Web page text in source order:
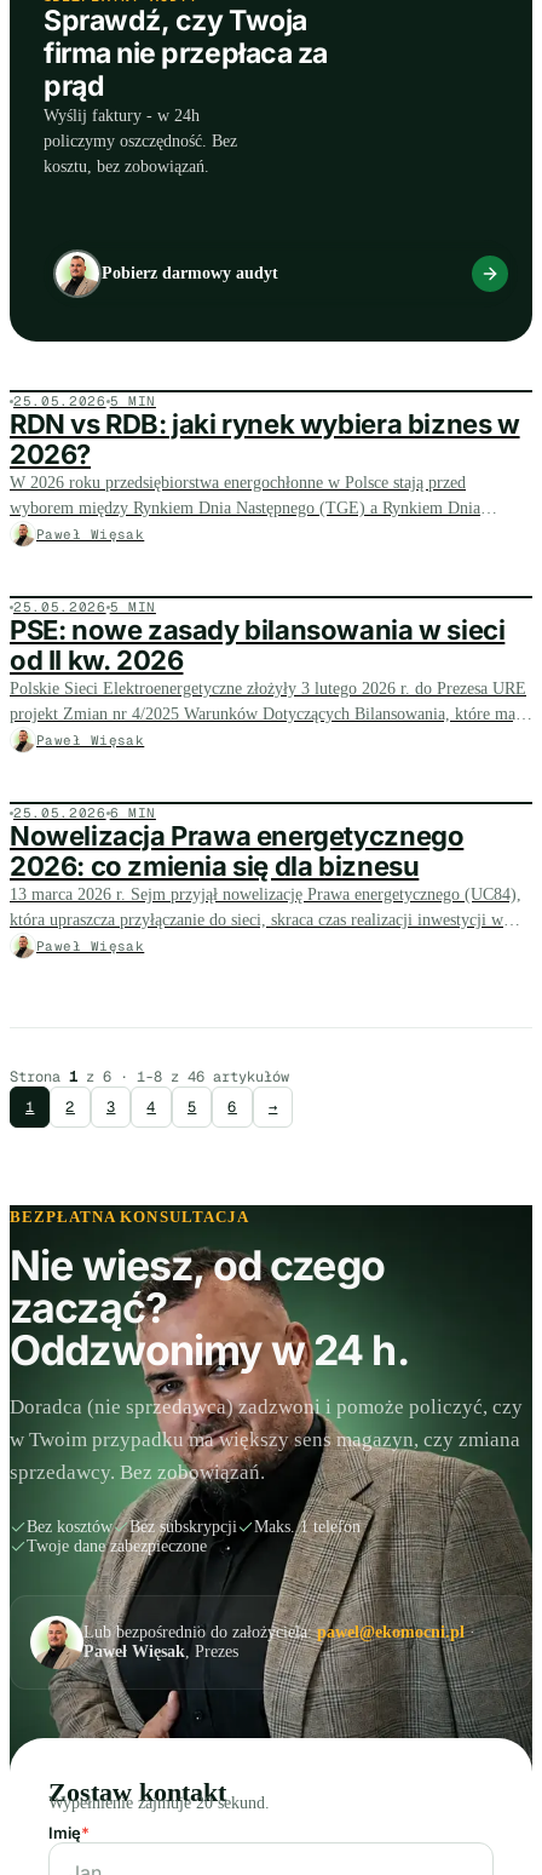
Sprawdź, czy Twoja
firma nie przepłaca za
prąd
Wyślij faktury - w 24h
policzymy oszczędność. Bez
kosztu, bez zobowiązań.
Pobierz darmowy audyt
25.05.2026 5 MIN
RDN vs RDB: jaki rynek wybiera biznes w
2026?
W 2026 roku przedsiębiorstwa energochłonne w Polsce stają przed
wyborem między Rynkiem Dnia Następnego (TGE) a Rynkiem Dnia
Bieżącego przy zakupie energii - decyzja wpływa bezpośrednio na koszt i
Paweł Więsak
25.05.2026 5 MIN
PSE: nowe zasady bilansowania w sieci
od II kw. 2026
Polskie Sieci Elektroenergetyczne złożyły 3 lutego 2026 r. do Prezesa URE
projekt Zmian nr 4/2025 Warunków Dotyczących Bilansowania, które mają
wejść w życie od II kwartału 2026 r.
Paweł Więsak
25.05.2026 6 MIN
Nowelizacja Prawa energetycznego
2026: co zmienia się dla biznesu
13 marca 2026 r. Sejm przyjął nowelizację Prawa energetycznego (UC84),
która upraszcza przyłączanie do sieci, skraca czas realizacji inwestycji w
OZE i magazyny energii oraz obniża opłaty jakościowe dla największych
Paweł Więsak
Strona 1 z 6 · 1-8 z 46 artykułów
1
2 3 4 5 6 →
BEZPŁATNA KONSULTACJA
Nie wiesz, od czego
zacząć?
Oddzwonimy w 24 h.
Doradca (nie sprzedawca) zadzwoni i pomoże policzyć, czy
w Twoim przypadku ma większy sens magazyn, czy zmiana
sprzedawcy. Bez zobowiązań.
Bez kosztów Bez subskrypcji
Maks. 1 telefon
Twoje dane zabezpieczone
Lub bezpośrednio do założyciela:pawel@ekomocni.pl·
Paweł Więsak, Prezes
Zostaw kontakt
Wypełnienie zajmuje 20 sekund.
Imię*